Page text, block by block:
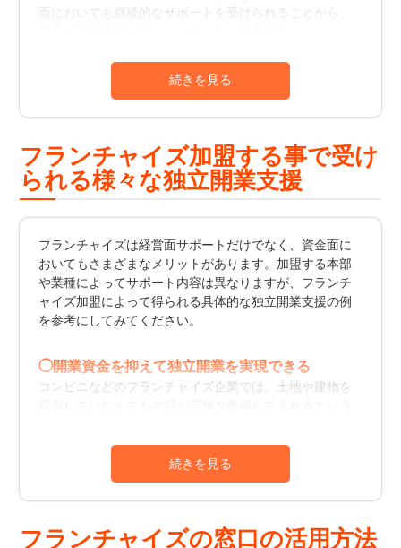
面においても継続的なサポートを受けられることから、
れているため、
個人事業や法人設立で独立するより短期
間で経営を軌道に乗せやすいのも大きなメリットといえ
フランチャイズで注目されている業種
フランチャイズは、コンビニエンスストアや飲食店のほ
か、学習塾・リペア業・介護事業など幅広い分野でチェ
ーン展開されておりサービスは多様化しつつあります。
近年は、増加傾向にある高齢者を対象とした介護サービ
ス事業やハウスクリーニング業・家事代行サービスも注
目されている業種 です。
フランチャイズは個人でも法人でも
フランチャイズ業界は、 個人だけでなく法人からの新規
はもちろん、事業縮小による人余りの有効活用や本業の
落ち込みをカバーする解決策として参入する企業も多い
のです。 ただし、フランチャイズ事業を始めるには加盟
リティ金額も異なるため、資金計画を立てて慎重に加盟
先を選ぶことが重要です。
フランチャイズ加盟する事で受け
られる様々な独立開業支援
フランチャイズは経営面サポートだけでなく、資金面に
おいてもさまざまなメリットがあります。加盟する本部
や業種によってサポート内容は異なりますが、フランチ
ャイズ加盟によって得られる具体的な独立開業支援の例
を参考にしてみてください。
◯開業資金を抑えて独立開業を実現できる
コンビニなどのフランチャイズ企業では、土地や建物を
は規模によって1,000万円以上の自己資金が必要になるこ
とが多いことから、こうしたサポートは大きな強みとい
また本部では、加盟金などの初期費用が不要で開業でき
ます。ほかにも、黒字経営している既存店を顧客や従業
フランチャイズの窓口の活用方法